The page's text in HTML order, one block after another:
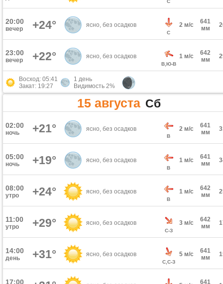
С
20:00
вечер +24° ясно, без осадков
С
2 м/с
641
мм
23:00
вечер +22° ясно, без осадков
В,Ю-В
1 м/с
642
мм
Восход: 05:41
Закат: 19:27
1 день
Видимость 2%
15 августа Сб
02:00
ночь +21° ясно, без осадков
В
2 м/с
641
мм
05:00
ночь +19° ясно, без осадков
В
1 м/с
641
мм
08:00
утро +24° ясно, без осадков
В
1 м/с
642
мм
11:00
утро +29° ясно, без осадков
С-З
3 м/с
642
мм
14:00
день +31° ясно, без осадков
С,С-З
5 м/с
641
мм
17:00
641